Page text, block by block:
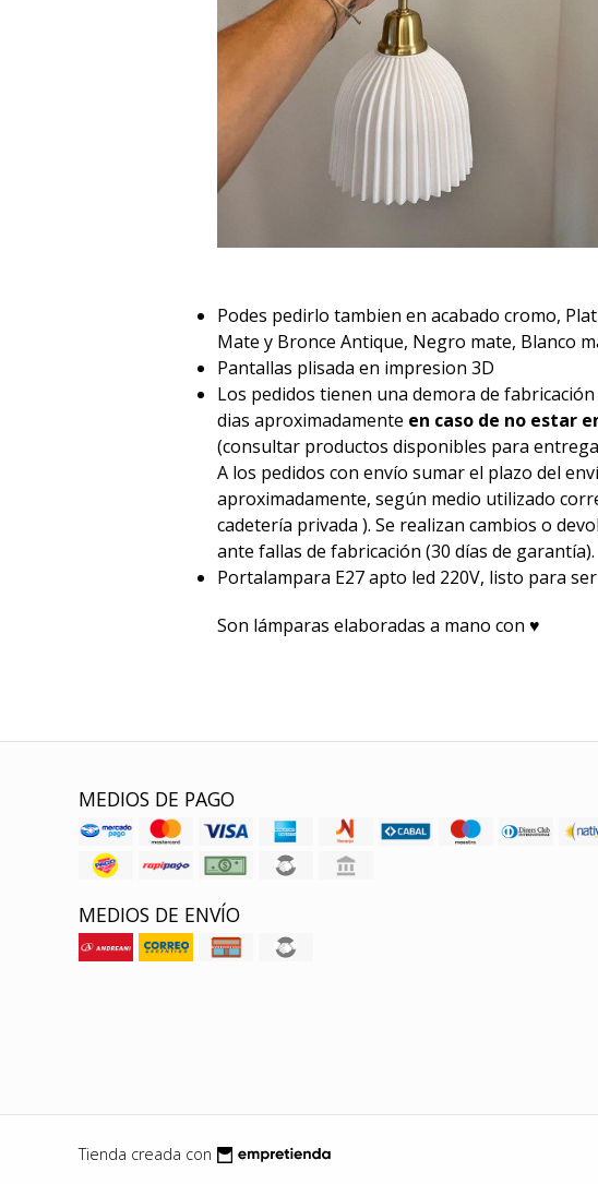
Podes pedirlo tambien en acabado cromo,
Mate y Bronce Antique, Negro mate, Blanco
Pantallas plisada en impresion 3D
Los pedidos tienen una demora de fabricación
dias aproximadamente en caso de no estar
(consultar productos disponibles para
A los pedidos con envío sumar el plazo del
aproximadamente, según medio utilizado
cadetería privada ). Se realizan cambios o
ante fallas de fabricación (30 días de garantía).
Portalampara E27 apto led 220V, listo para
Son lámparas elaboradas a mano con ♥
MEDIOS DE PAGO
MEDIOS DE ENVÍO
Tienda creada con